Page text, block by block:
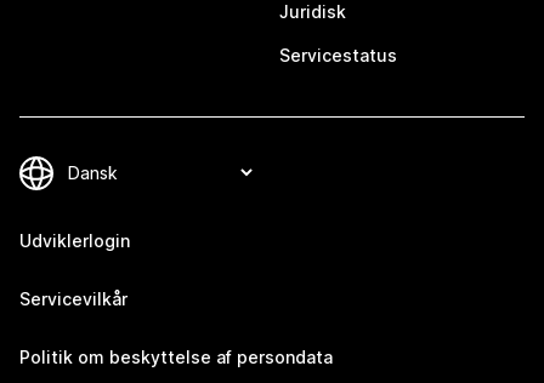
Juridisk
Servicestatus
Udviklerlogin
Servicevilkår
Politik om beskyttelse af persondata